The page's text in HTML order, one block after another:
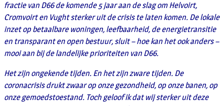
fractie van D66 de komende 5 jaar aan de slag om Helvoirt,
Cromvoirt en Vught sterker uit de crisis te laten komen. De lokale
inzet op betaalbare woningen, leefbaarheid, de energietransitie
en transparant en open bestuur, sluit – hoe kan het ook anders –
mooi aan bij de landelijke prioriteiten van D66.
Het zijn ongekende tijden. En het zijn zware tijden. De
coronacrisis drukt zwaar op onze gezondheid, op onze banen, op
onze gemoedstoestand. Toch geloof ik dat wij sterker uit deze